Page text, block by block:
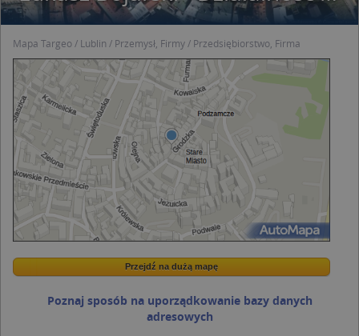
Mapa Targeo Lublin Przemysł, Firmy Przedsiębiorstwo, Firma
Wstaw tę mapkę na swoją stronę
Przejdź na dużą mapę
Przejdź na dużą mapę
Poznaj sposób na uporządkowanie bazy danych
adresowych